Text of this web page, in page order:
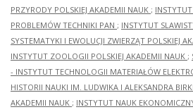
PRZYRODY POLSKIEJ AKADEMII NAUK ;
PROBLEMÓW TECHNIKI PAN ; INSTYTUT
SYSTEMATYKI I EWOLUCJI ZWIERZĄT POLSKIEJ
INSTYTUT ZOOLOGII POLSKIEJ AKADEMII NAUK ;
- INSTYTUT TECHNOLOGII MATERIAŁÓW
HISTORII NAUKI IM. LUDWIKA I ALEKSANDRA
AKADEMII NAUK ; INSTYTUT NAUK